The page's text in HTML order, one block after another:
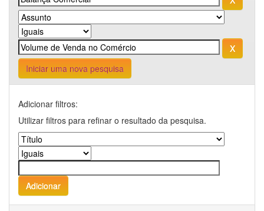
Iniciar uma nova pesquisa
Adicionar filtros:
Utilizar filtros para refinar o resultado da pesquisa.